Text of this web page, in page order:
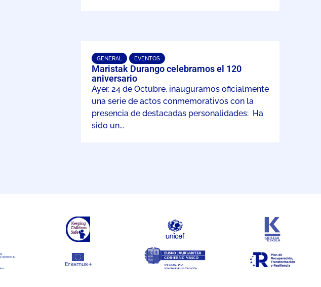
GENERAL EVENTOS
Maristak Durango celebramos el 120
aniversario
Ayer, 24 de Octubre, inauguramos oficialmente
una serie de actos conmemorativos con la
presencia de destacadas personalidades: Ha
sido un...